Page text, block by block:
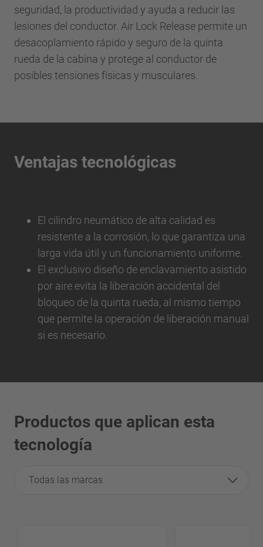
seguridad, la productividad y ayuda a reducir las
lesiones del conductor. Air Lock Release permite un
desacoplamiento rápido y seguro de la quinta
rueda de la cabina y protege al conductor de
posibles tensiones físicas y musculares.
Ventajas tecnológicas
El cilindro neumático de alta calidad es
resistente a la corrosión, lo que garantiza una
larga vida útil y un funcionamiento uniforme.
El exclusivo diseño de enclavamiento asistido
por aire evita la liberación accidental del
bloqueo de la quinta rueda, al mismo tiempo
que permite la operación de liberación manual
si es necesario.
Productos que aplican esta
tecnología
Todas las marcas